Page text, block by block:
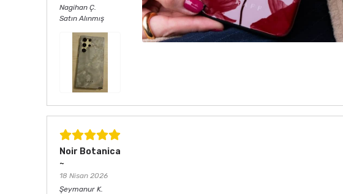
Nagihan Ç.
Satın Alınmış
Noir Botanica
~
18 Nisan 2026
Şeymanur K.